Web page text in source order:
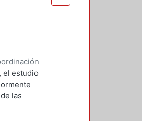
el estudio
las